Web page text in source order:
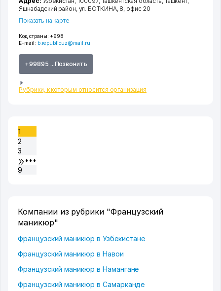
Код страны: +998
E-mail: b.republicuz@mail.ru
+99895 ...Позвонить
Рубрики, к которым относится организация
Яшнабадский район ,ул. БОТКИНА, 8, офис 20
Показать на карте
1
2
3
•••
9
Компании из рубрики "Французский
маникюр"
Французский маникюр в Узбекистане
Французский маникюр в Навои
Французский маникюр в Намангане
Французский маникюр в Самарканде